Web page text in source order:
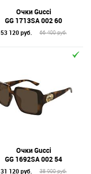
Очки Gucci
GG 1713SA 002 60
53 120 руб. 66 400 руб.
Очки Gucci
GG 1692SA 002 54
31 120 руб. 38 900 руб.